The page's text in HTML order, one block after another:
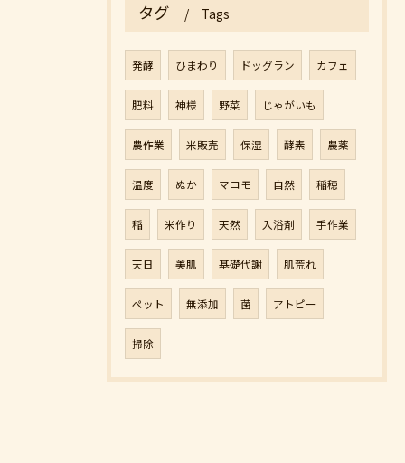
タグ Tags
発酵 ひまわり ドッグラン カフェ
肥料 神様 野菜 じゃがいも
農作業 米販売 保湿 酵素 農薬
温度 ぬか マコモ 自然 稲穂
稲 米作り 天然 入浴剤 手作業
天日 美肌 基礎代謝 肌荒れ
ペット 無添加 菌 アトピー
掃除